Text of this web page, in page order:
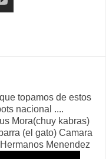
topamos de estos
nacional ....
Mora(chuy kabras)
(el gato) Camara
Menendez